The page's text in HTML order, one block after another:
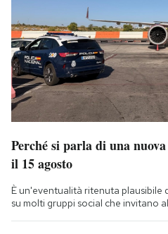
Perché si parla di una
il 15 agosto
È un'eventualità ritenuta plausibile
su molti gruppi social che invitano